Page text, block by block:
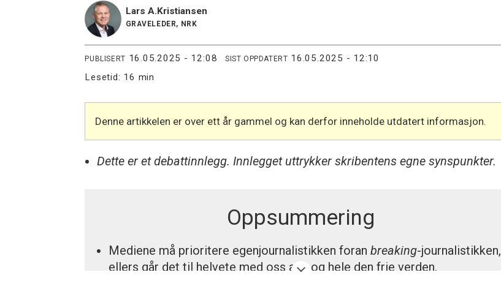
Lars A. Kristiansen
GRAVELEDER, NRK
PUBLISERT 16.05.2025 - 12:08 SIST OPPDATERT
16.05.2025 - 12:10
Lesetid: 16 min
Denne artikkelen er over ett år gammel og kan derfor inneholde utdatert informasjon.
Dette er et debattinnlegg. Innlegget uttrykker skribentens egne synspunkter.
Oppsummering
Mediene må prioritere egenjournalistikken foran breaking-journalistikken,
ellers går det til helvete med oss alle og hele den frie verden.